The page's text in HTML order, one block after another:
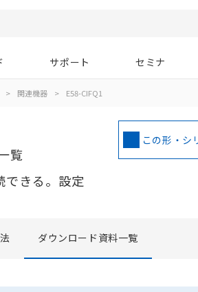
サポート セミナ
> 関連機器 > E58-CIFQ1
覧
できる。設定
この形・シ
ダウンロード資料一覧